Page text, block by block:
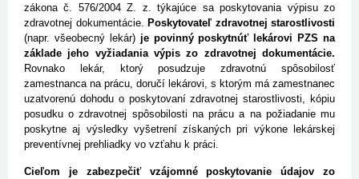
zákona č. 576/2004 Z. z. týkajúce sa poskytovania výpisu zo
zdravotnej dokumentácie.
Poskytovateľ zdravotnej starostlivosti
(napr. všeobecný lekár)je povinný poskytnúť lekárovi PZS na
základe jeho vyžiadania výpis zo zdravotnej dokumentácie.
Rovnako lekár, ktorý posudzuje zdravotnú spôsobilosť
zamestnanca na prácu, doručí lekárovi, s ktorým má zamestnanec
uzatvorenú dohodu o poskytovaní zdravotnej starostlivosti, kópiu
posudku o zdravotnej spôsobilosti na prácu a na požiadanie mu
poskytne aj výsledky vyšetrení získaných pri výkone lekárskej
preventívnej prehliadky vo vzťahu k práci.
Cieľom je zabezpečiť vzájomné poskytovanie údajov zo